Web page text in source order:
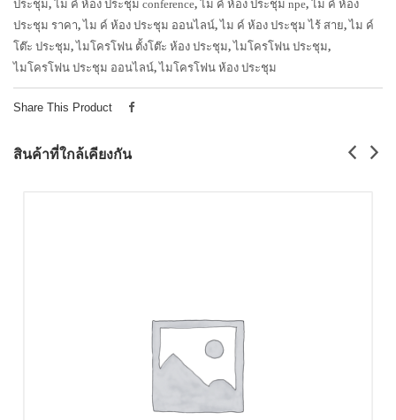
ประชุม, ไม ค์ ห้อง ประชุม conference, ไม ค์ ห้อง ประชุม npe, ไม ค์ ห้อง
ประชุม ราคา,ไม ค์ ห้อง ประชุม ออนไลน์,ไม ค์ ห้อง ประชุม ไร้ สาย,ไม ค์
โต๊ะ ประชุม,ไมโครโฟน ตั้งโต๊ะ ห้อง ประชุม,ไมโครโฟน ประชุม,
ไมโครโฟน ประชุม ออนไลน์,ไมโครโฟน ห้อง ประชุม
Share This Product
สินค้าที่ใกล้เคียงกัน